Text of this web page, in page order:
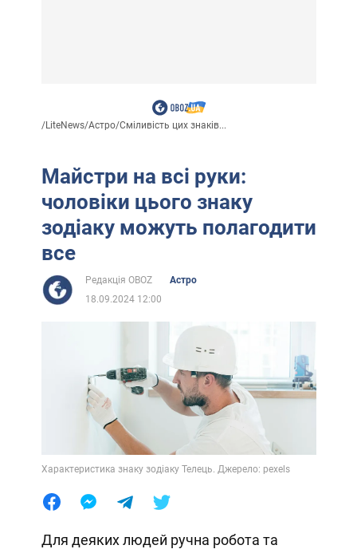
/LiteNews/Астро/Сміливість цих знаків...
Майстри на всі руки:
чоловіки цього знаку
зодіаку можуть полагодити
все
Редакція OBOZ
Астро
18.09.2024 12:00
Характеристика знаку зодіаку Телець. Джерело: pexels
Для деяких людей ручна робота та